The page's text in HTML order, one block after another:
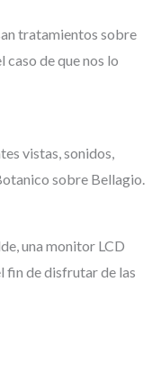
tratamientos sobre
de que nos lo
vistas, sonidos,
sobre Bellagio.
una monitor LCD
fin de disfrutar de las